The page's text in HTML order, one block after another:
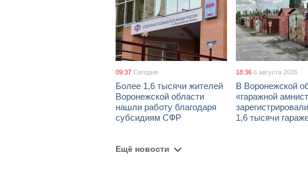
09:37 Сегодня
Более 1,6 тысячи жителей
Воронежской области
нашли работу благодаря
субсидиям СФР
18:36 6 августа 2026
В Воронежской
«гаражной
1,6 тысячи
Ещё новости